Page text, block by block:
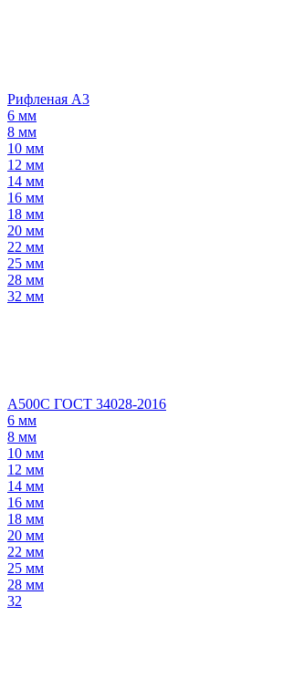
Рифленая А3
6 мм
8 мм
10 мм
12 мм
14 мм
16 мм
18 мм
20 мм
22 мм
25 мм
28 мм
32 мм
А500С ГОСТ 34028-2016
6 мм
8 мм
10 мм
12 мм
14 мм
16 мм
18 мм
20 мм
22 мм
25 мм
28 мм
32